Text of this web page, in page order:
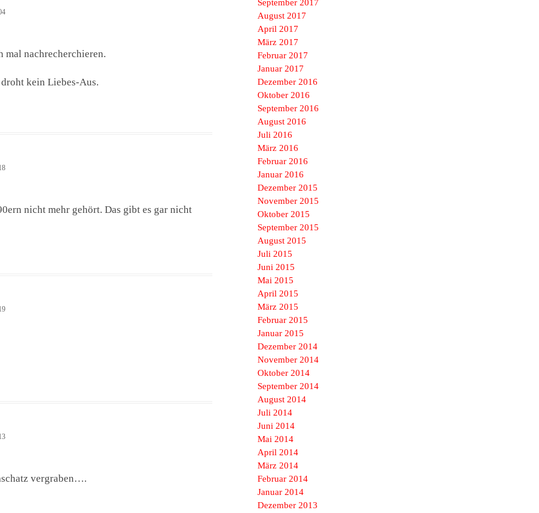
mal nachrecherchieren.
kein Liebes-Aus.
nicht mehr gehört. Das gibt es gar nicht
vergraben….
September 2017
August 2017
April 2017
März 2017
Februar 2017
Januar 2017
Dezember 2016
Oktober 2016
September 2016
August 2016
Juli 2016
März 2016
Februar 2016
Januar 2016
Dezember 2015
November 2015
Oktober 2015
September 2015
August 2015
Juli 2015
Juni 2015
Mai 2015
April 2015
März 2015
Februar 2015
Januar 2015
Dezember 2014
November 2014
Oktober 2014
September 2014
August 2014
Juli 2014
Juni 2014
Mai 2014
April 2014
März 2014
Februar 2014
Januar 2014
Dezember 2013